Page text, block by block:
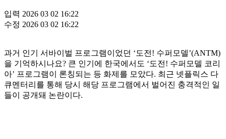
입력 2026 03 02 16:22
수정 2026 03 02 16:22
과거 인기 서바이벌 프로그램이었던 ‘도전! 수퍼모델’(ANTM)
을 기억하시나요? 큰 인기에 한국에서도 ‘도전! 수퍼모델 코리
아’ 프로그램이 론칭되는 등 화제를 모았다. 최근 넷플릭스 다
큐멘터리를 통해 당시 해당 프로그램에서 벌어진 충격적인 일
들이 공개돼 논란이다.